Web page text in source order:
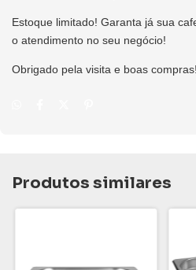
Estoque limitado! Garanta já sua
o atendimento no seu negócio!
Obrigado pela visita e boas compras!
Produtos similares